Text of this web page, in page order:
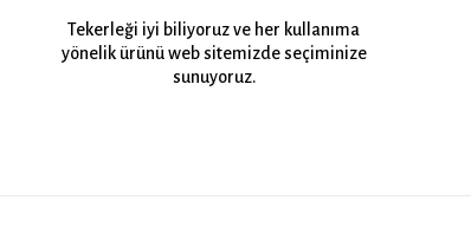
Tekerleği iyi biliyoruz ve her kullanıma
yönelik ürünü web sitemizde seçiminize
sunuyoruz.